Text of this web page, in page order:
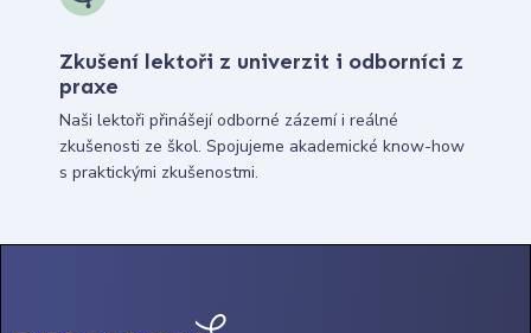
Zkušení lektoři z univerzit i odborníci z
praxe
Naši lektoři přinášejí odborné zázemí i reálné
zkušenosti ze škol. Spojujeme akademické know-how
s praktickými zkušenostmi.